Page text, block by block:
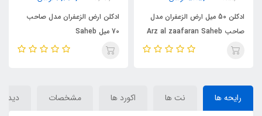
50 میل ارض الزعفران مدل
ادکلن ارض الزعفران مدل صاحب
70 میل Saheb
رایحه ها نت ها اکورد ها مشخصات